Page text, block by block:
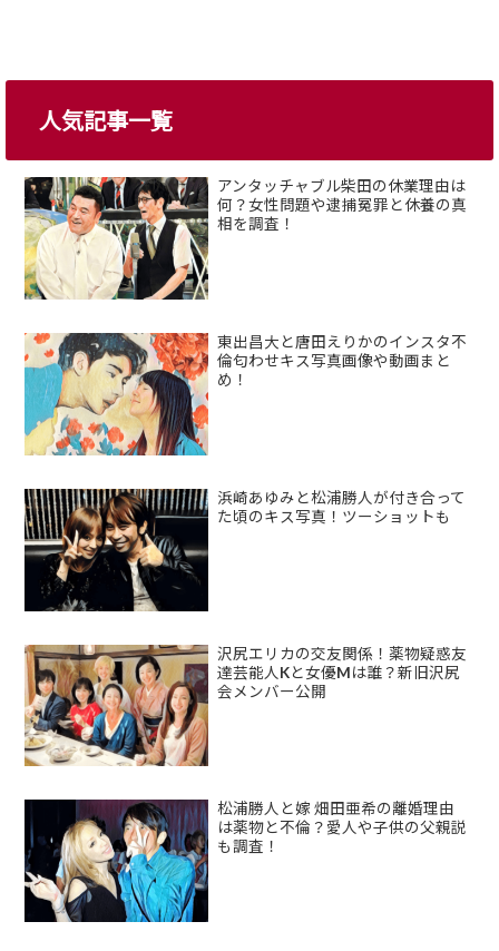
人気記事一覧
アンタッチャブル柴田の休業理由は
何？女性問題や逮捕冤罪と休養の真
相を調査！
東出昌大と唐田えりかのインスタ不
倫匂わせキス写真画像や動画まと
め！
浜崎あゆみと松浦勝人が付き合って
た頃のキス写真！ツーショットも
沢尻エリカの交友関係！薬物疑惑友
達芸能人Kと女優Mは誰？新旧沢尻
会メンバー公開
松浦勝人と嫁 畑田亜希の離婚理由
は薬物と不倫？愛人や子供の父親説
も調査！